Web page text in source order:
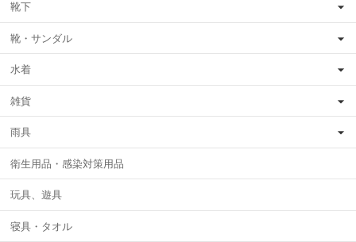
靴下
靴・サンダル
水着
雑貨
雨具
衛生用品・感染対策用品
玩具、遊具
寝具・タオル